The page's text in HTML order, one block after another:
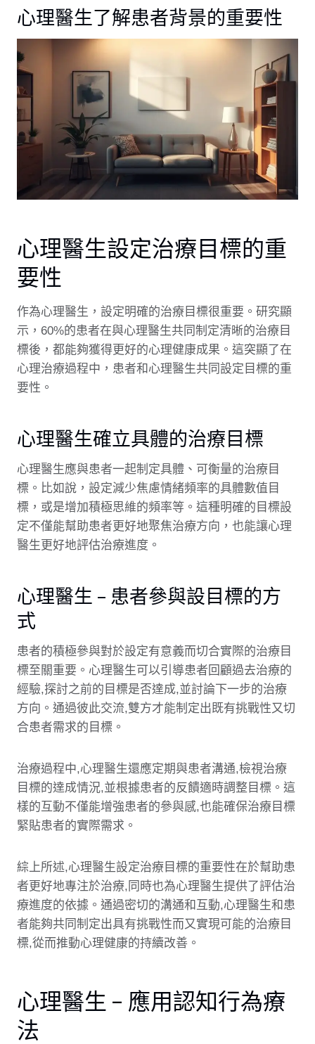
心理醫生了解患者背景的重要性
心理醫生設定治療目標的重
要性
作為心理醫生，設定明確的治療目標很重要。研究顯
示，60%的患者在與心理醫生共同制定清晰的治療目
標後，都能夠獲得更好的心理健康成果。這突顯了在
心理治療過程中，患者和心理醫生共同設定目標的重
要性。
心理醫生確立具體的治療目標
心理醫生應與患者一起制定具體、可衡量的治療目
標。比如說，設定減少焦慮情緒頻率的具體數值目
標，或是增加積極思維的頻率等。這種明確的目標設
定不僅能幫助患者更好地聚焦治療方向，也能讓心理
醫生更好地評估治療進度。
心理醫生 – 患者參與設目標的方
式
患者的積極參與對於設定有意義而切合實際的治療目
標至關重要。心理醫生可以引導患者回顧過去治療的
經驗,探討之前的目標是否達成,並討論下一步的治療
方向。通過彼此交流,雙方才能制定出既有挑戰性又切
合患者需求的目標。
治療過程中,心理醫生還應定期與患者溝通,檢視治療
目標的達成情況,並根據患者的反饋適時調整目標。這
樣的互動不僅能增強患者的參與感,也能確保治療目標
緊貼患者的實際需求。
綜上所述,心理醫生設定治療目標的重要性在於幫助患
者更好地專注於治療,同時也為心理醫生提供了評估治
療進度的依據。通過密切的溝通和互動,心理醫生和患
者能夠共同制定出具有挑戰性而又實現可能的治療目
標,從而推動心理健康的持續改善。
心理醫生 – 應用認知行為療
法